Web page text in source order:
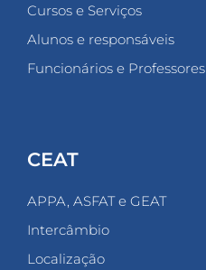
Cursos e Serviços
Alunos e responsáveis
Funcionários e Professores
CEAT
APPA, ASFAT e GEAT
Intercâmbio
Localização